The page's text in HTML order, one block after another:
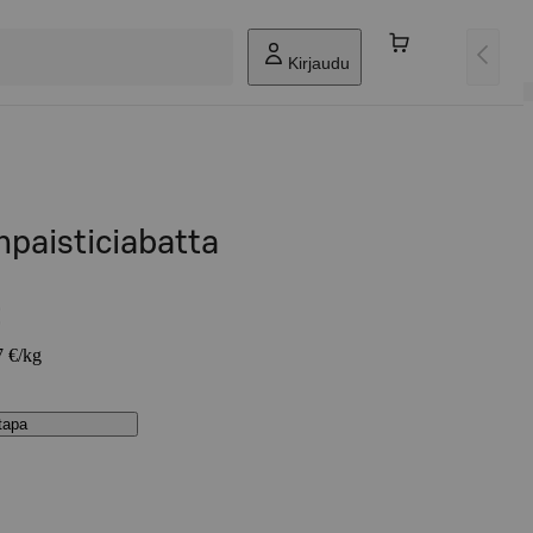
Kirjaudu
€/kg